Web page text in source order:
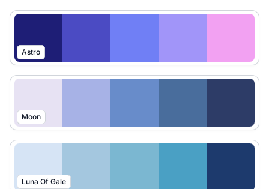
Astro
Moon
Luna Of Gale